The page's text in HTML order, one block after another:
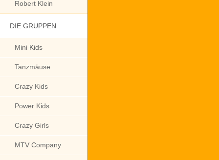
Robert Klein
DIE GRUPPEN
Mini Kids
Tanzmäuse
Crazy Kids
Power Kids
Crazy Girls
MTV Company